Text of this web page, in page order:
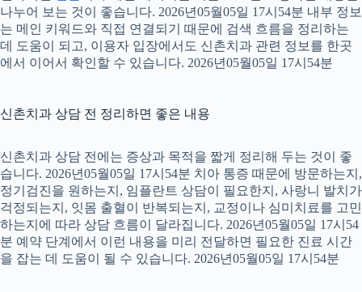
나누어 보는 것이 좋습니다. 2026년05월05일 17시54분 내부 정보
는 메인 키워드와 직접 연결되기 때문에 검색 흐름을 정리하는
데 도움이 되고, 이용자 입장에서도 신촌치과 관련 정보를 한곳
에서 이어서 확인할 수 있습니다. 2026년05월05일 17시54분
신촌치과 상담 전 정리하면 좋은 내용
신촌치과 상담 전에는 증상과 목적을 짧게 정리해 두는 것이 좋
습니다. 2026년05월05일 17시54분 치아 통증 때문에 방문하는지,
정기검진을 원하는지, 임플란트 상담이 필요한지, 사랑니 발치가
걱정되는지, 잇몸 출혈이 반복되는지, 교정이나 심미치료를 고민
하는지에 따라 상담 흐름이 달라집니다. 2026년05월05일 17시54
분 예약 단계에서 이런 내용을 미리 전달하면 필요한 진료 시간
을 잡는 데 도움이 될 수 있습니다. 2026년05월05일 17시54분